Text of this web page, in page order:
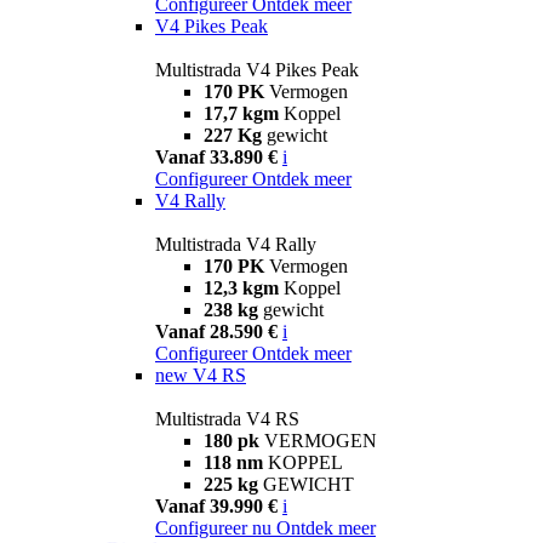
V4 Pikes Peak
Multistrada V4 Pikes Peak
170 PK Vermogen
17,7 kgm Koppel
227 Kg gewicht
Vanaf 33.890 € i
Configureer Ontdek meer
V4 Rally
Multistrada V4 Rally
170 PK Vermogen
12,3 kgm Koppel
238 kg gewicht
Vanaf 28.590 € i
Configureer Ontdek meer
new V4 RS
Multistrada V4 RS
180 pk VERMOGEN
118 nm KOPPEL
225 kg GEWICHT
Vanaf 39.990 € i
Configureer nu Ontdek meer